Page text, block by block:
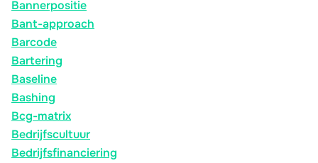
Bannerpositie
Bant-approach
Barcode
Bartering
Baseline
Bashing
Bcg-matrix
Bedrijfscultuur
Bedrijfsfinanciering